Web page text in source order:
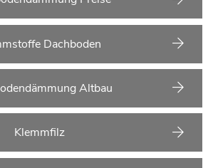
Dachboden
Altbau
Klemmfilz